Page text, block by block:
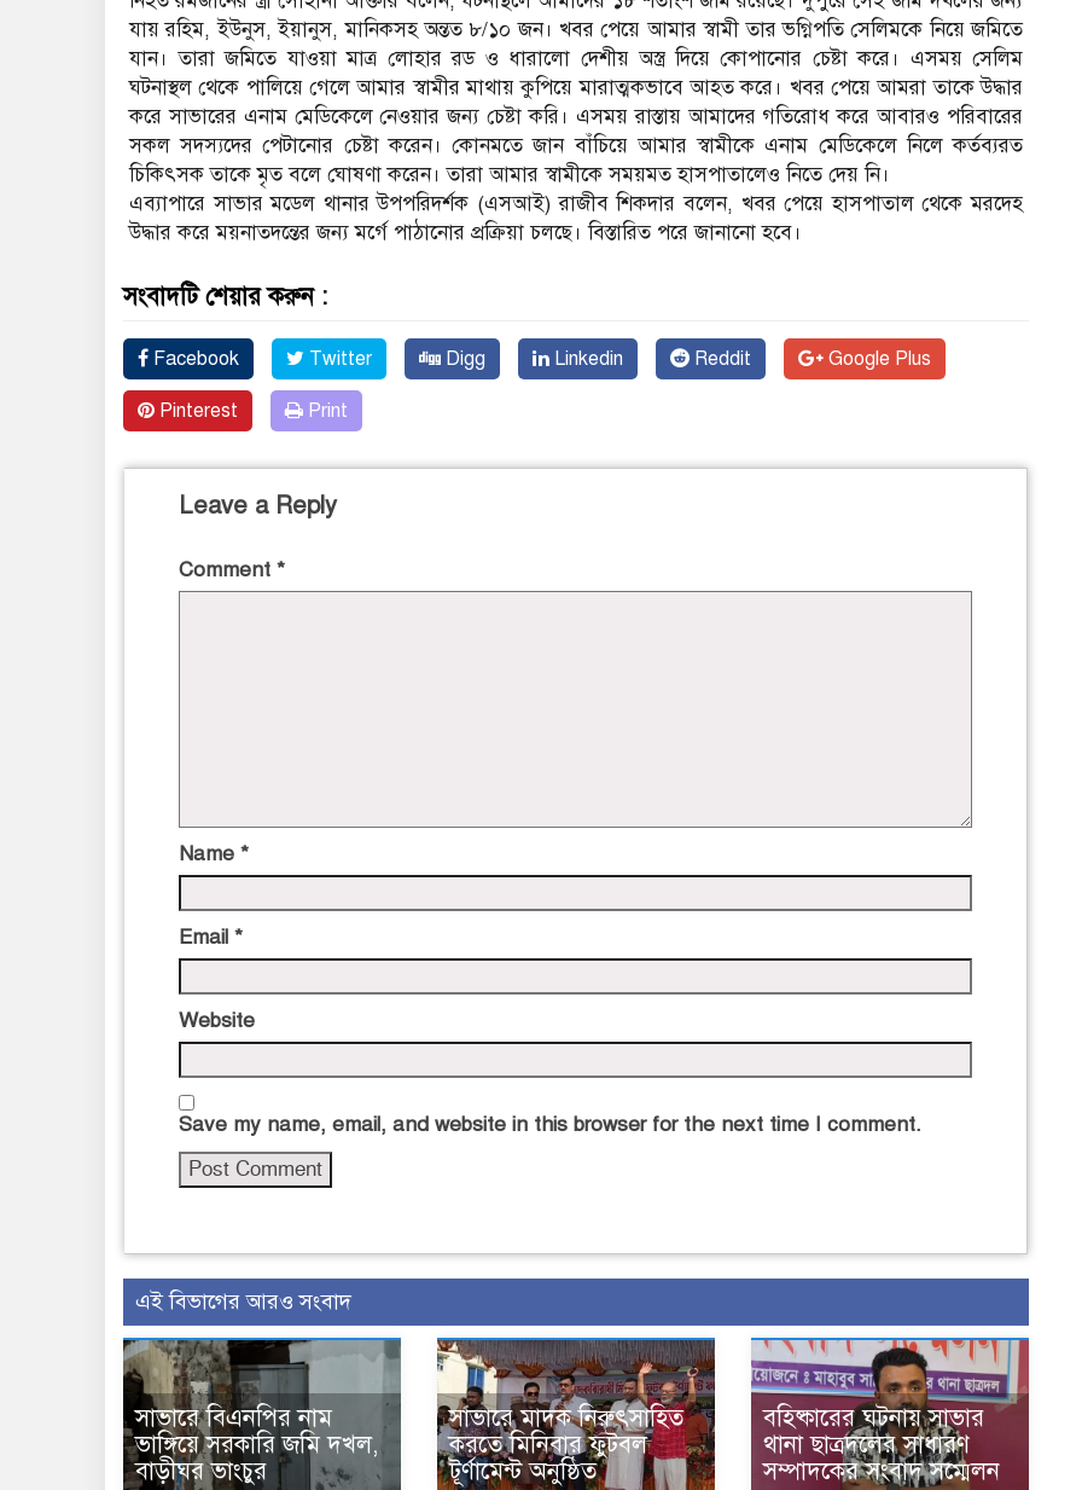
যায় রহিম, ইউনুস, ইয়ানুস, মানিকসহ অন্তত ৮/১০ জন। খবর পেয়ে আমার স্বামী তার ভগ্নিপতি সেলিমকে নিয়ে জমিতে
যান। তারা জমিতে যাওয়া মাত্র লোহার রড ও ধারালো দেশীয় অস্ত্র দিয়ে কোপানোর চেষ্টা করে। এসময় সেলিম
ঘটনাস্থল থেকে পালিয়ে গেলে আমার স্বামীর মাথায় কুপিয়ে মারাত্মকভাবে আহত করে। খবর পেয়ে আমরা তাকে উদ্ধার
করে সাভারের এনাম মেডিকেলে নেওয়ার জন্য চেষ্টা করি। এসময় রাস্তায় আমাদের গতিরোধ করে আবারও পরিবারের
সকল সদস্যদের পেটানোর চেষ্টা করেন। কোনমতে জান বাঁচিয়ে আমার স্বামীকে এনাম মেডিকেলে নিলে কর্তব্যরত
চিকিৎসক তাকে মৃত বলে ঘোষণা করেন। তারা আমার স্বামীকে সময়মত হাসপাতালেও নিতে দেয় নি।
এব্যাপারে সাভার মডেল থানার উপপরিদর্শক (এসআই) রাজীব শিকদার বলেন, খবর পেয়ে হাসপাতাল থেকে মরদেহ
উদ্ধার করে ময়নাতদন্তের জন্য মর্গে পাঠানোর প্রক্রিয়া চলছে। বিস্তারিত পরে জানানো হবে।
সংবাদটি শেয়ার করুন :
Facebook Twitter Digg Linkedin Reddit Google Plus
Pinterest Print
Leave a Reply
Comment *
Name *
Email *
Website
Save my name, email, and website in this browser for the next time I comment.
এই বিভাগের আরও সংবাদ
সাভারে বিএনপির নাম
ভাঙ্গিয়ে সরকারি জমি দখল,
বাড়ীঘর ভাংচুর
সাভারে মাদক নিরুৎসাহিত
করতে মিনিবার ফুটবল
টূর্ণামেন্ট অনুষ্ঠিত
বহিষ্কারের ঘটনায় সাভার
থানা ছাত্রদলের সাধারণ
সম্পাদকের সংবাদ সম্মেলন